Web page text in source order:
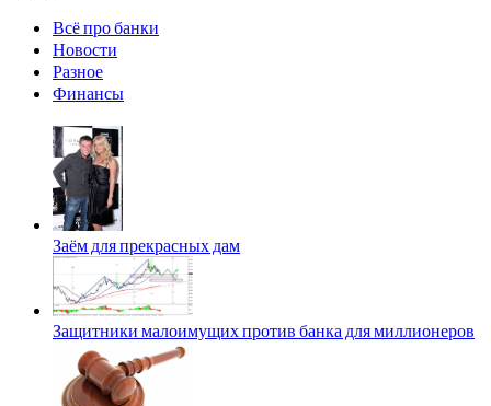
Всё про банки
Новости
Разное
Финансы
Заём для прекрасных дам
Защитники малоимущих против банка для миллионеров